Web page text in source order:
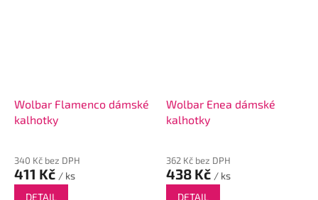
Wolbar Flamenco dámské
kalhotky
340 Kč bez DPH
411 Kč / ks
DETAIL
Wolbar Enea dámské
kalhotky
362 Kč bez DPH
438 Kč / ks
DETAIL